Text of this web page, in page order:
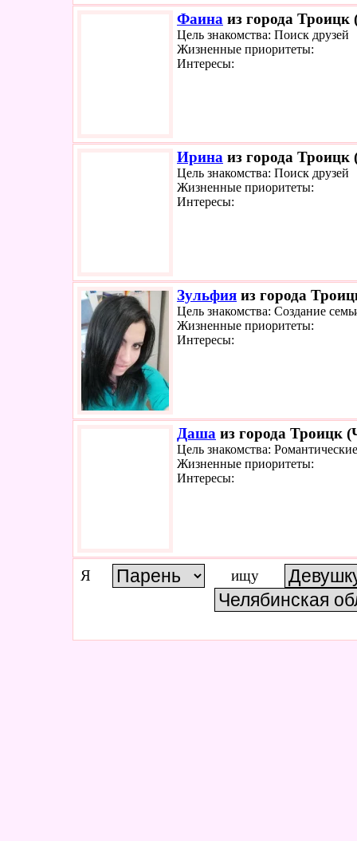
Фаина из города Троицк
Цель знакомства: Поиск друзей
Жизненные приоритеты:
Интересы:
Ирина из города Троицк
Цель знакомства: Поиск друзей
Жизненные приоритеты:
Интересы:
Зульфия из города
Цель знакомства: Создание
Жизненные приоритеты:
Интересы:
Даша из города Троицк
Цель знакомства:
Жизненные приоритеты:
Интересы:
Я ищу